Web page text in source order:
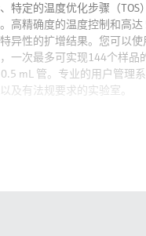
特定的温度优化步骤（TOS
高精确度的温度控制和高达
异性的扩增结果。您可以
一次最多可实现144个样品
mL 管。专业的用户管理
及有法规要求的实验室。